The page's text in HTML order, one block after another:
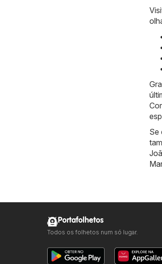
Se
Portafolhetos
Todos os folhetos num só lugar.